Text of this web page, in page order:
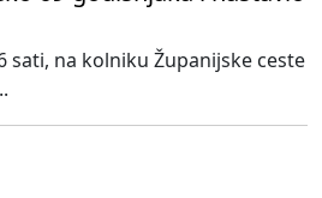
sati, na kolniku Županijske ceste